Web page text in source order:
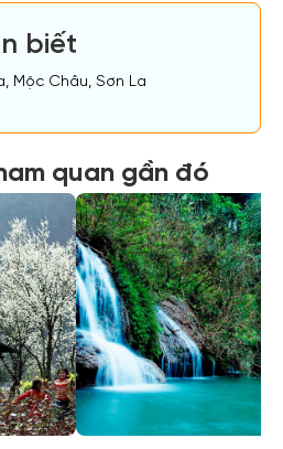
biết
Mộc Châu, Sơn La
quan gần đó